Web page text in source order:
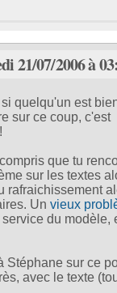
21/07/2006 à
quelqu'un est
sur ce coup, c'est
que tu
sur les textes
rafraichissement
Unvieux
du modèle,
Stéphane sur ce
avec le texte